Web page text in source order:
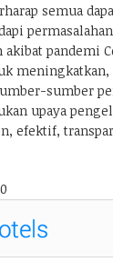
semua
akibat pandemi
sumber
upaya
efektif,